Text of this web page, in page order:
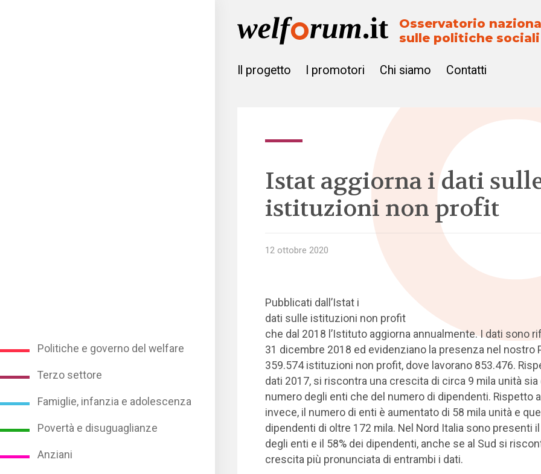
Politiche e governo del welfare
Terzo settore
Famiglie, infanzia e adolescenza
Povertà e disuguaglianze
Anziani
Osservatorio
sulle politiche sociali
Il progetto I promotori Chi siamo Contatti
Istat aggiorna i dati
istituzioni non profit
12 ottobre 2020
Pubblicati dall’Istat i
dati sulle istituzioni non profit
che dal 2018 l’Istituto aggiorna annualmente. I dati sono
31 dicembre 2018 ed evidenziano la presenza nel nostro
359.574 istituzioni non profit, dove lavorano 853.476.
dati 2017, si riscontra una crescita di circa 9 mila unità sia
numero degli enti che del numero di dipendenti. Rispetto
invece, il numero di enti è aumentato di 58 mila unità e
dipendenti di oltre 172 mila. Nel Nord Italia sono presenti il
degli enti e il 58% dei dipendenti, anche se al Sud si
crescita più pronunciata di entrambi i dati.